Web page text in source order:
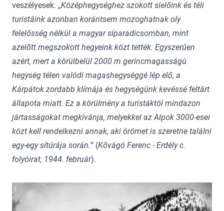
veszélyesek. „Középhegységhez szokott síelőink és téli
turistáink azonban korántsem mozoghatnak oly
felelősség nélkül a magyar síparadicsomban, mint
azelőtt megszokott hegyeink közt tették. Egyszerűen
azért, mert a körülbelül 2000 m gerincmagasságú
hegység télen valódi magashegységgé lép elő, a
Kárpátok zordabb klímája és hegységünk kevéssé feltárt
állapota miatt. Ez a körülmény a turistáktól mindazon
jártasságokat megkívánja, melyekkel az Alpok 3000-esei
közt kell rendelkezni annak, aki örömet is szeretne találni
egy-egy sítúrája során.” (Kővágó Ferenc - Erdély c.
folyóirat, 1944. február).